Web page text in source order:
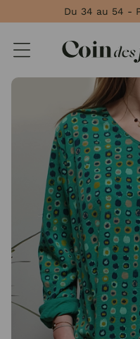
Du 34 au 54 -
Panneau de gestion des